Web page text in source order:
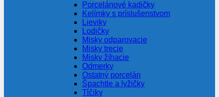
Porcelánové kadičky
Kelímky s príslušenstvom
Lieviky
Lodičky
Misky odparovacie
Misky trecie
Misky žíhacie
Odmerky
Ostatný porcelán
Špachtle a lyžičky
Tĺčiky